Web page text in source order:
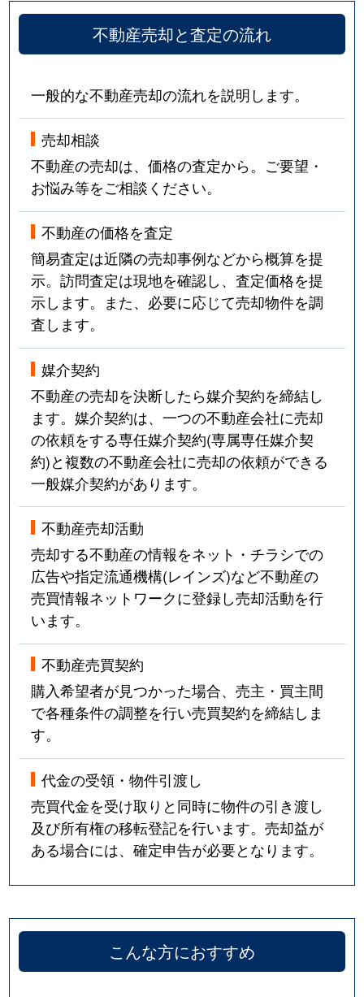
不動産売却と査定の流れ
一般的な不動産売却の流れを説明します。
売却相談
不動産の売却は、価格の査定から。ご要望・
お悩み等をご相談ください。
不動産の価格を査定
簡易査定は近隣の売却事例などから概算を提
示。訪問査定は現地を確認し、査定価格を提
示します。また、必要に応じて売却物件を調
査します。
媒介契約
不動産の売却を決断したら媒介契約を締結し
ます。媒介契約は、一つの不動産会社に売却
の依頼をする専任媒介契約(専属専任媒介契
約)と複数の不動産会社に売却の依頼ができる
一般媒介契約があります。
不動産売却活動
売却する不動産の情報をネット・チラシでの
広告や指定流通機構(レインズ)など不動産の
売買情報ネットワークに登録し売却活動を行
います。
不動産売買契約
購入希望者が見つかった場合、売主・買主間
で各種条件の調整を行い売買契約を締結しま
す。
代金の受領・物件引渡し
売買代金を受け取りと同時に物件の引き渡し
及び所有権の移転登記を行います。売却益が
ある場合には、確定申告が必要となります。
こんな方におすすめ